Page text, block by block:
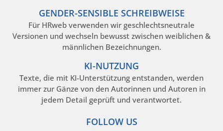
GENDER-SENSIBLE SCHREIBWEISE
Für HRweb verwenden wir geschlechtsneutrale
Versionen und wechseln bewusst zwischen weiblichen &
männlichen Bezeichnungen.
KI-NUTZUNG
Texte, die mit KI-Unterstützung entstanden, werden
immer zur Gänze von den Autorinnen und Autoren in
jedem Detail geprüft und verantwortet.
FOLLOW US